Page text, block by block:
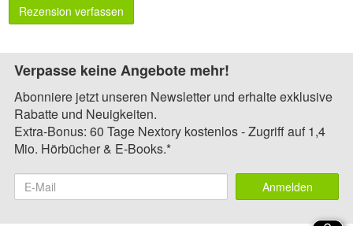
Rezension verfassen
Verpasse keine Angebote mehr!
Abonniere jetzt unseren Newsletter und erhalte exklusive
Rabatte und Neuigkeiten.
Extra-Bonus: 60 Tage Nextory kostenlos - Zugriff auf 1,4
Mio. Hörbücher & E-Books.*
Anmelden